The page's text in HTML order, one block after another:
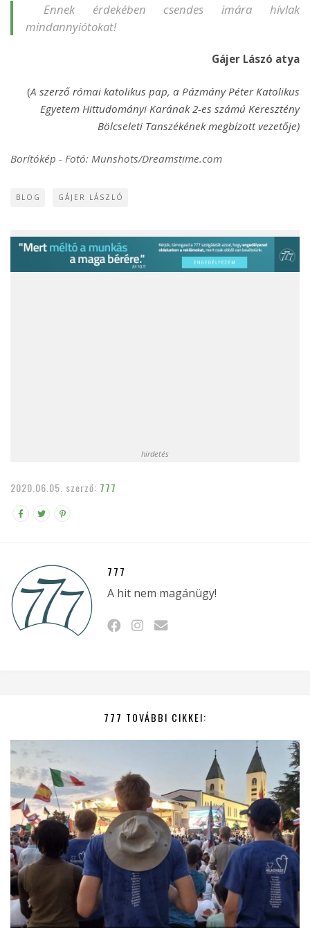
Ennek érdekében csendes imára hívlak
mindannyiótokat!
Gájer Lászó atya
(A szerző római katolikus pap, a Pázmány Péter Katolikus
Egyetem Hittudományi Karának 2-es számú Keresztény
Bölcseleti Tanszékének megbízott vezetője)
Borítókép - Fotó: Munshots/Dreamstime.com
BLOG GÁJER LÁSZLÓ
hirdetés
2020.06.05. szerző: 777
777
A hit nem magánügy!
777 TOVÁBBI CIKKEI: